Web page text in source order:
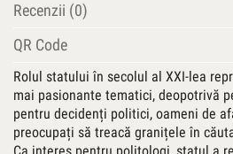
Recenzii (0)
QR Code
Rolul statului în secolul al XXI-lea
mai pasionante tematici, deopotrivă
pentru decidenți politici, oameni de
preocupați să treacă granițele în